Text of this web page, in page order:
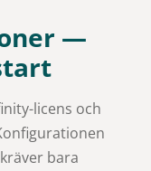
—
licens och
bara